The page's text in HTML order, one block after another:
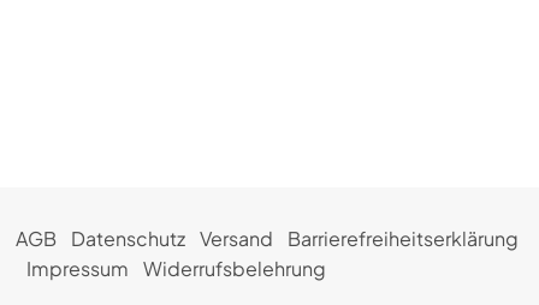
AGB Datenschutz Versand
Barrierefreiheitserklärung
Impressum
Widerrufsbelehrung